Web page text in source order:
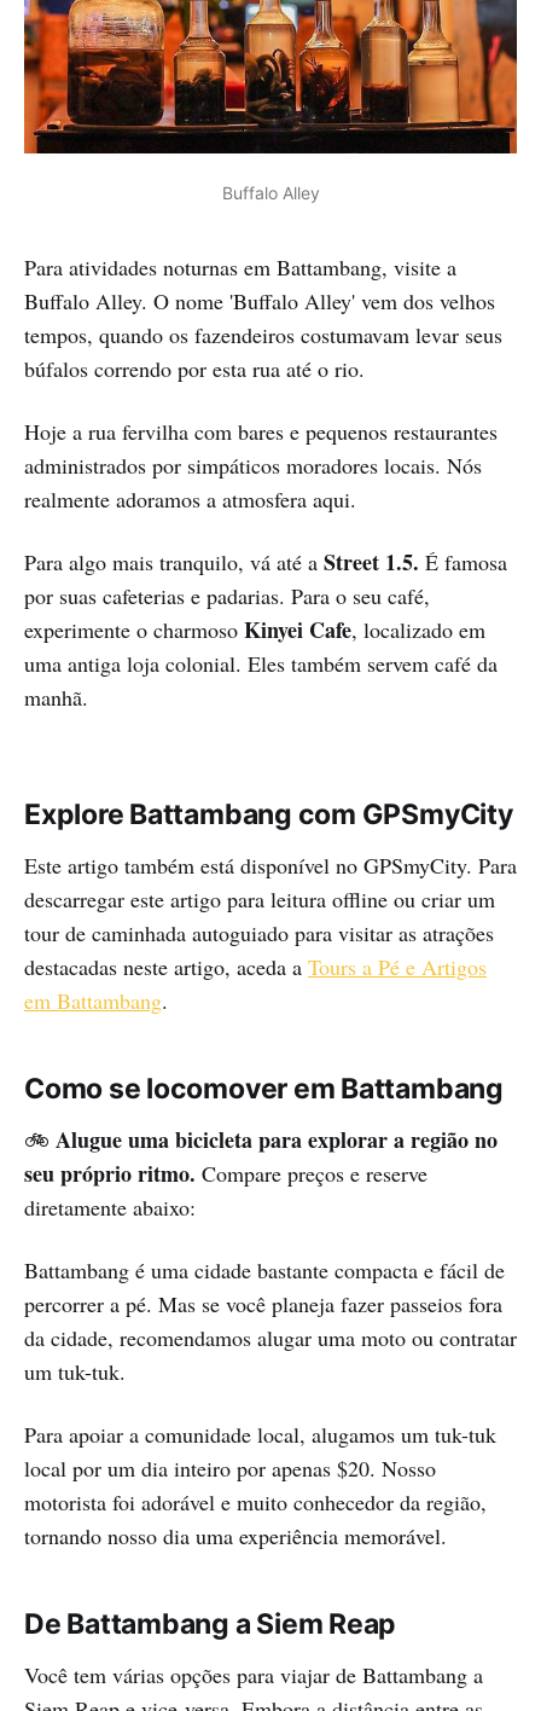
Buffalo Alley
Para atividades noturnas em Battambang, visite a
Buffalo Alley. O nome 'Buffalo Alley' vem dos velhos
tempos, quando os fazendeiros costumavam levar seus
búfalos correndo por esta rua até o rio.
Hoje a rua fervilha com bares e pequenos restaurantes
administrados por simpáticos moradores locais. Nós
realmente adoramos a atmosfera aqui.
Para algo mais tranquilo, vá até a Street 1.5. É famosa
por suas cafeterias e padarias. Para o seu café,
experimente o charmoso Kinyei Cafe, localizado em
uma antiga loja colonial. Eles também servem café da
manhã.
Explore Battambang com GPSmyCity
Este artigo também está disponível no GPSmyCity. Para
descarregar este artigo para leitura offline ou criar um
tour de caminhada autoguiado para visitar as atrações
destacadas neste artigo, aceda a Tours a Pé e Artigos
em Battambang.
Como se locomover em Battambang
🚲 Alugue uma bicicleta para explorar a região no
seu próprio ritmo. Compare preços e reserve
diretamente abaixo:
Battambang é uma cidade bastante compacta e fácil de
percorrer a pé. Mas se você planeja fazer passeios fora
da cidade, recomendamos alugar uma moto ou contratar
um tuk-tuk.
Para apoiar a comunidade local, alugamos um tuk-tuk
local por um dia inteiro por apenas $20. Nosso
motorista foi adorável e muito conhecedor da região,
tornando nosso dia uma experiência memorável.
De Battambang a Siem Reap
Você tem várias opções para viajar de Battambang a